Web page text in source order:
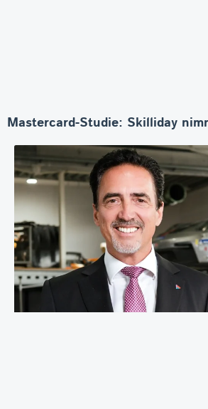
Mastercard-Studie: Skilliday